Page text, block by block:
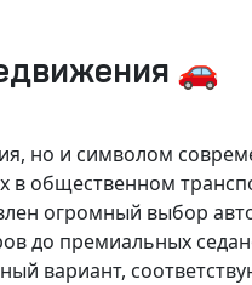
🚗
но и символом
в общественном
огромный выбор
до премиальных
вариант,